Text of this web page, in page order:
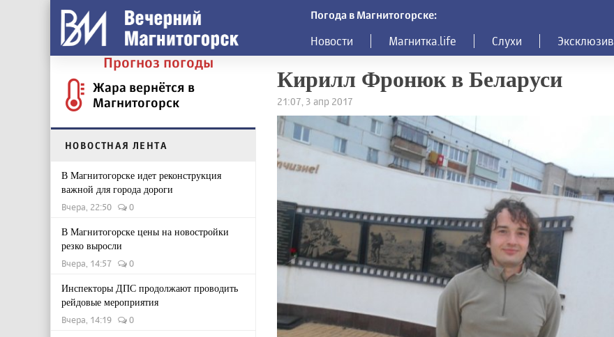
Погода в Магнитогорске:
Новости Магнитка.life Слухи Эксклюзив
Прогноз погоды
Жара вернётся в
Магнитогорск
НОВОСТНАЯ ЛЕНТА
В Магнитогорске идет реконструкция
важной для города дороги
Вчера, 22:50 0
В Магнитогорске цены на новостройки
резко выросли
Вчера, 14:57 0
Инспекторы ДПС продолжают проводить
рейдовые мероприятия
Вчера, 14:19 0
Кирилл Фронюк в Беларуси
21:07, 3 апр 2017